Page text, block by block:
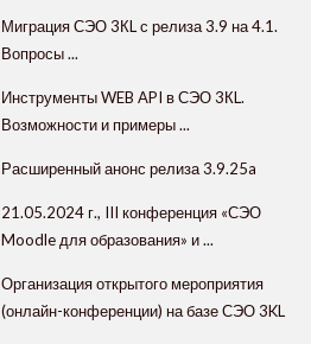
Миграция СЭО 3КL с релиза 3.9 на 4.1.
Вопросы ...
Инструменты WEB API в СЭО 3КL.
Возможности и примеры ...
Расширенный анонс релиза 3.9.25a
21.05.2024 г., III конференция «СЭО
Moodle для образования» и ...
Организация открытого мероприятия
(онлайн-конференции) на базе СЭО 3KL